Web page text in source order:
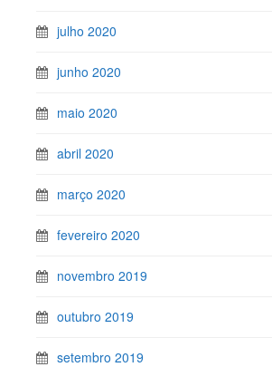
julho 2020
junho 2020
maio 2020
abril 2020
março 2020
fevereiro 2020
novembro 2019
outubro 2019
setembro 2019